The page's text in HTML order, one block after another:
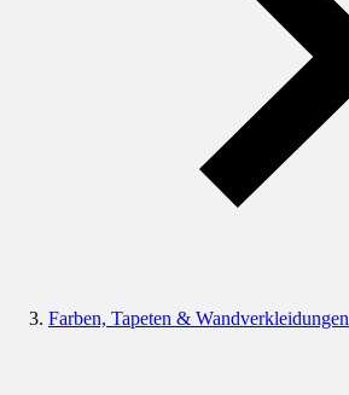
Farben, Tapeten & Wandverkleidungen